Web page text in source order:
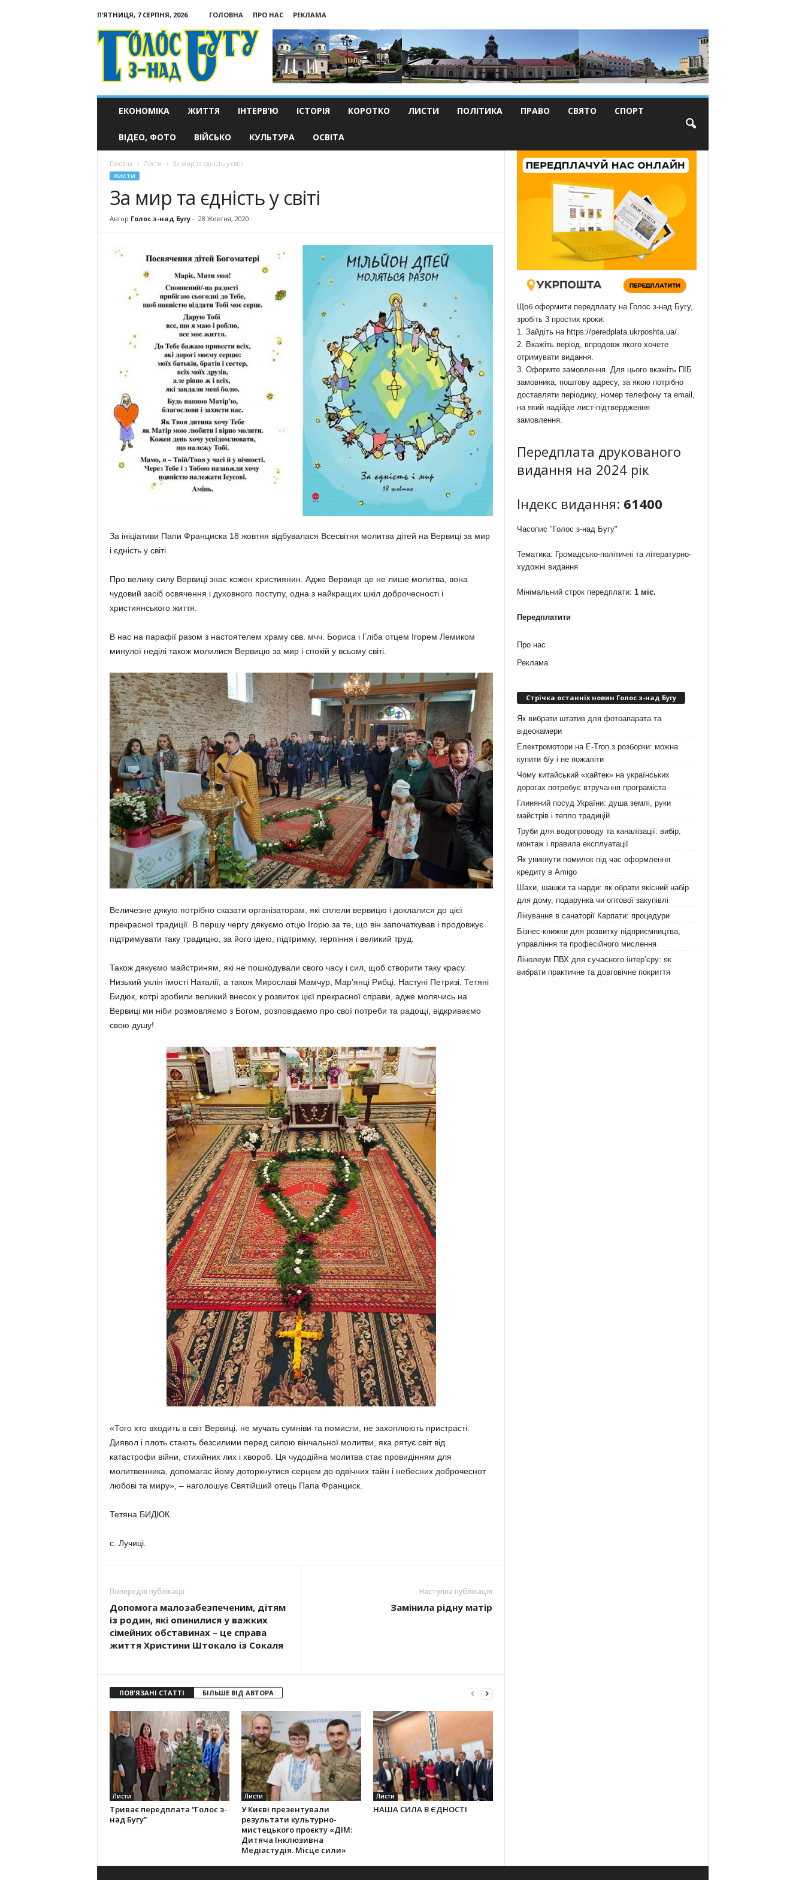
П’ЯТНИЦЯ, 7 СЕРПНЯ, 2026 ГОЛОВНА ПРО НАС
РЕКЛАМА
Голос
з-
ЕКОНОМІКА ЖИТТЯ ІНТЕРВ’Ю ІСТОРІЯ КОРОТКО ЛИСТИ ПОЛІТИКА ПРАВО СВЯТО СПОРТ
ВІДЕО, ФОТО ВІЙСЬКО КУЛЬТУРА ОСВІТА
Головна Листи За мир та єдність у світі
ЛИСТИ
За мир та єдність у світі
Автор Голос з-над Бугу- 28 Жовтня, 2020
За ініціативи Папи Франциска 18 жовтня відбувалася Всесвітня молитва дітей на Вервиці за мир
і єдність у світі.
Про велику силу Вервиці знає кожен християнин. Адже Вервиця це не лише молитва, вона
чудовий засіб освячення і духовного поступу, одна з найкращих шкіл доброчесності і
християнського життя.
В нас на парафії разом з настояте­лем храму свв. мчч. Бориса і Гліба отцем Ігорем Лемиком
минулої неділі також молилися Вервицю за мир і спокій у всьому світі.
Величезне дякую потрібно сказати орга­нізаторам, які сплели вервицю і доклалися до цієї
прекрасної тра­диції. В першу чергу дякуємо отцю Ігорю за те, що він започаткував і про­довжує
підтримувати таку тра­дицію, за його ідею, підтримку, тер­піння і великий труд.
Також дякуємо майстриням, які не пошкодували свого часу і сил, щоб створити таку красу.
Низький уклін їмості Наталії, а також Ми­рославі Мамчур, Мар’янці Рибці, Настуні Петризі, Тетяні
Бидюк, котрі зробили великий внесок у розвиток цієї прекрасної справи, адже моля­чись на
Вервиці ми ніби розмов­ляємо з Богом, розповідаємо про свої потреби та радощі, відкриваємо
свою душу!
«Того хто входить в світ Вервиці, не мучать сумніви та помисли, не захоплюють пристрасті.
Диявол і плоть стають безсилими перед силою вінчальної молитви, яка рятує світ від
катастрофи війни, стихійних лих і хвороб. Ця чудодійна молитва стає провидінням для
молитвенника, допомагає йому доторкнутися серцем до одвічних тайн і небесних доброчеснот
любові та миру», – наголошує Святійший отець Папа Франциск.
Тетяна БИДЮК.
с. Лучиці.
Попередні публікації
Допомога малозабезпеченим, дітям
із родин, які опинилися у важких
сімейних обставинах – це справа
життя Христини Штокало із Сокаля
Наступна публікація
Замінила рідну матір
ПОВ'ЯЗАНІ СТАТТІ БІЛЬШЕ ВІД АВТОРА
Листи
Триває передплата “Голос з-
над Бугу”
Листи
У Києві презентували
результати культурно-
мистецького проєкту «ДІМ:
Дитяча Інклюзивна
Медіастудія. Місце сили»
Листи
НАША СИЛА В ЄДНОСТІ
Щоб оформити передплату на Голос з-над Бугу,
зробіть 3 простих кроки:
1. Зайдіть на https://peredplata.ukrposhta.ua/.
2. Вкажіть період, впродовж якого хочете
отримувати видання.
3. Оформте замовлення. Для цього вкажіть ПІБ
замовника, поштову адресу, за якою потрібно
доставляти періодику, номер телефону та email,
на який надійде лист-підтвердження
замовлення.
Передплата друкованого
видання на 2024 рік
Індекс видання: 61400
Часопис "Голос з-над Бугу"
Тематика: Громадсько-політичні та літературно-
художні видання
Мінімальний строк передплати: 1 міс.
Передплатити
Про нас
Реклама
Стрічка останніх новин Голос з-над Бугу
Як вибрати штатив для фотоапарата та
відеокамери
Електромотори на E-Tron з розборки: можна
купити б/у і не пожаліти
Чому китайський «хайтек» на українських
дорогах потребує втручання програміста
Глиняний посуд України: душа землі, руки
майстрів і тепло традицій
Труби для водопроводу та каналізації: вибір,
монтаж і правила експлуатації
Як уникнути помилок під час оформлення
кредиту в Amigo
Шахи, шашки та нарди: як обрати якісний набір
для дому, подарунка чи оптової закупівлі
Лікування в санаторії Карпати: процедури
Бізнес-книжки для розвитку підприємництва,
управління та професійного мислення
Лінолеум ПВХ для сучасного інтер’єру: як
вибрати практичне та довговічне покриття